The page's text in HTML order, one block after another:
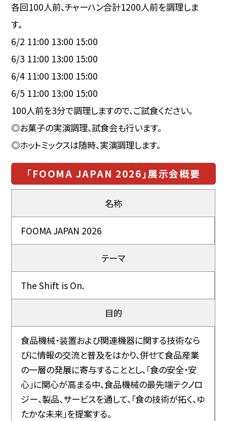
各回100人前、チャーハン合計1200人前を調理しま
す。
6/2 11:00 13:00 15:00
6/3 11:00 13:00 15:00
6/4 11:00 13:00 15:00
6/5 11:00 13:00 15:00
100人前を3分で調理しますので、ご試食ください。
◎お菓子の実演調理、試食会も行います。
◎ホットミックスは随時、実演調理します。
「FOOMA JAPAN 2026」展示会概要
名称
FOOMA JAPAN 2026
テーマ
The Shift is On.
目的
食品機械・装置および関連機器に関する技術なら
びに情報の交流と普及をはかり、併せて食品産業
の一層の発展に寄与することとし、「食の安全・安
心」に関心が高まる中、食品機械の最先端テクノロ
ジー、製品、サービスを通して、「食の技術が拓く、ゆ
たかな未来」を提案する。